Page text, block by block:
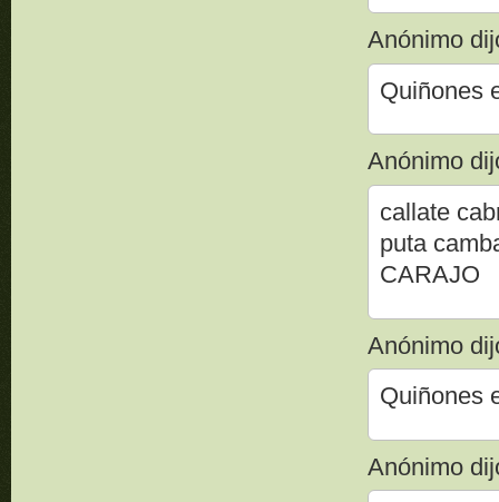
Anónimo
Quiñones
Anónimo
callate
puta
CARAJO
Anónimo
Quiñones
Anónimo